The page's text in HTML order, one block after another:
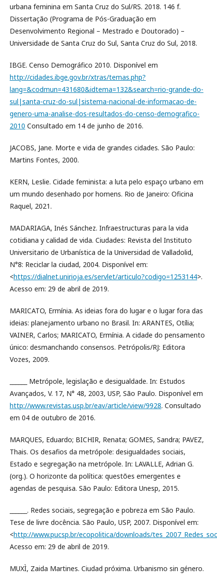
urbana feminina em Santa Cruz do Sul/RS. 2018. 146 f.
Dissertação (Programa de Pós-Graduação em
Desenvolvimento Regional – Mestrado e Doutorado) –
Universidade de Santa Cruz do Sul, Santa Cruz do Sul, 2018.
IBGE. Censo Demográfico 2010. Disponível em
http://cidades.ibge.gov.br/xtras/temas.php?
lang=&codmun=431680&idtema=132&search=rio-grande-do-
sul|santa-cruz-do-sul|sistema-nacional-de-informacao-de-
genero-uma-analise-dos-resultados-do-censo-demografico-
2010 Consultado em 14 de junho de 2016.
JACOBS, Jane. Morte e vida de grandes cidades. São Paulo:
Martins Fontes, 2000.
KERN, Leslie. Cidade feminista: a luta pelo espaço urbano em
um mundo desenhado por homens. Rio de Janeiro: Oficina
Raquel, 2021.
MADARIAGA, Inés Sánchez. Infraestructuras para la vida
cotidiana y calidad de vida. Ciudades: Revista del Instituto
Universitario de Urbanística de la Universidad de Valladolid,
N°8: Reciclar la ciudad, 2004. Disponível em:
<https://dialnet.unirioja.es/servlet/articulo?codigo=1253144>.
Acesso em: 29 de abril de 2019.
MARICATO, Ermínia. As ideias fora do lugar e o lugar fora das
ideias: planejamento urbano no Brasil. In: ARANTES, Otília;
VAINER, Carlos; MARICATO, Ermínia. A cidade do pensamento
único: desmanchando consensos. Petrópolis/RJ: Editora
Vozes, 2009.
______ Metrópole, legislação e desigualdade. In: Estudos
Avançados, V. 17, N° 48, 2003, USP, São Paulo. Disponível em
http://www.revistas.usp.br/eav/article/view/9928. Consultado
em 04 de outubro de 2016.
MARQUES, Eduardo; BICHIR, Renata; GOMES, Sandra; PAVEZ,
Thais. Os desafios da metrópole: desigualdades sociais,
Estado e segregação na metrópole. In: LAVALLE, Adrian G.
(org.). O horizonte da política: questões emergentes e
agendas de pesquisa. São Paulo: Editora Unesp, 2015.
______. Redes sociais, segregação e pobreza em São Paulo.
Tese de livre docência. São Paulo, USP, 2007. Disponível em:
<http://www.pucsp.br/ecopolitica/downloads/
Acesso em: 29 de abril de 2019.
MUXÌ, Zaida Martines. Ciudad próxima. Urbanismo sin género.